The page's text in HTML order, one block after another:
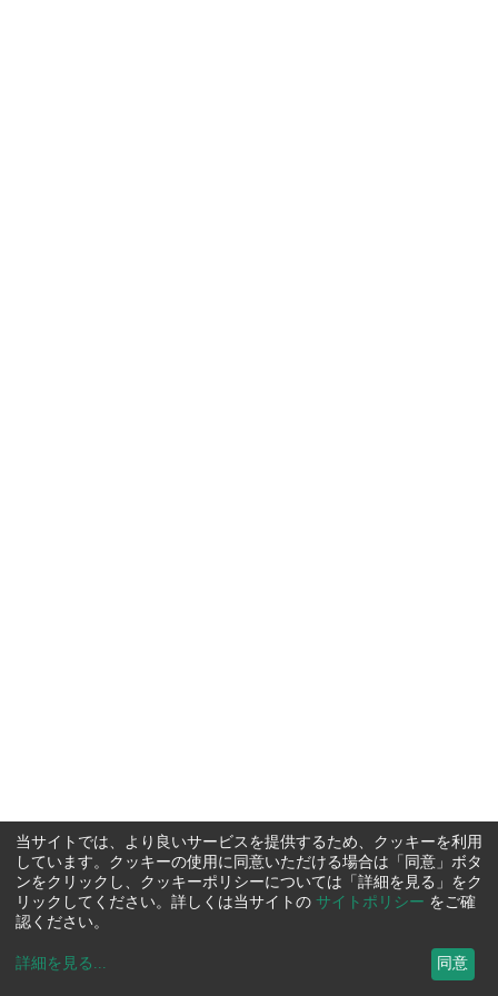
当サイトでは、より良いサービスを提供するため、クッキーを利用
しています。クッキーの使用に同意いただける場合は「同意」ボタ
ンをクリックし、クッキーポリシーについては「詳細を見る」をク
リックしてください。詳しくは当サイトの サイトポリシー をご確
認ください。
詳細を見る ... 同意